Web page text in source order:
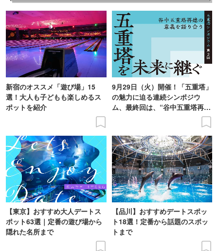
新宿のオススメ「遊び場」15
選！大人も子どもも楽しめるス
ポットを紹介
9月29日（火）開催！「五重塔」
の魅力に迫る連続シンポジウ
ム、最終回は、“谷中五重塔再建
【東京】おすすめ大人デートス
ポット63選｜定番の遊び場から
隠れた名所まで
【品川】おすすめデートスポッ
ト18選！定番から話題のスポッ
トまで